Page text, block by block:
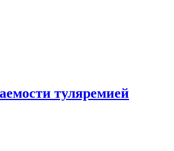
туляремией